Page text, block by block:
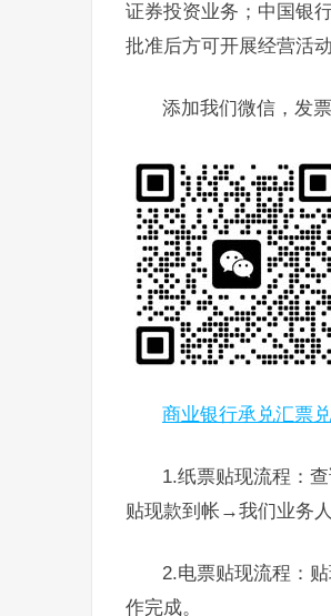
证券投资业务；中国银
批准后方可开展经营活动
添加我们微信，发
商业银行承兑汇票
1.纸票贴现流程：
贴现款到帐→我们业务
2.电票贴现流程：
作完成。